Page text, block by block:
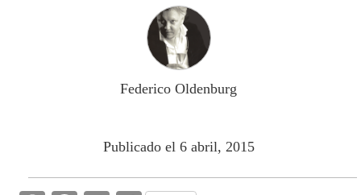
Federico Oldenburg
Publicado el 6 abril, 2015